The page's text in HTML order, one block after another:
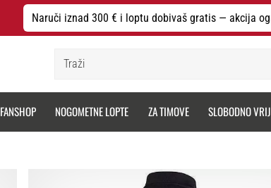
Naruči iznad 300 € i loptu dobivaš gratis — akcija
FANSHOP NOGOMETNE LOPTE ZA TIMOVE SLOBODNO